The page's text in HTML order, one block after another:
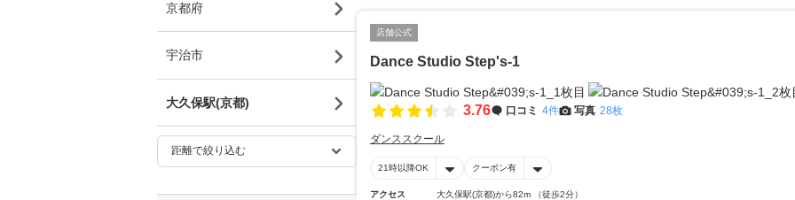
店舗公式
Dance Studio Step's-1
3.76 口コミ 4件 写真 28枚
ダンススクール
21時以降OK クーポン有
アクセス
大久保駅(京都)から82m （徒歩2分）
京都府
宇治市
大久保駅(京都)